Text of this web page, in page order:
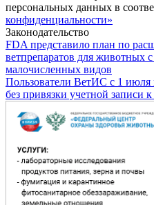
персональных данных в
конфиденциальности»
Законодательство
FDA представило план по
ветпрепаратов для животных
малочисленных видов
Пользователи ВетИС с 1 июля
без привязки учетной записи